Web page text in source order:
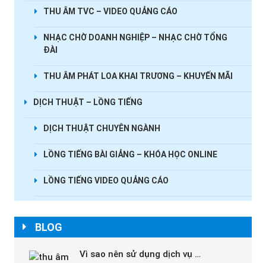
THU ÂM TVC – VIDEO QUẢNG CÁO
NHẠC CHỜ DOANH NGHIỆP – NHẠC CHỜ TỔNG
ĐÀI
THU ÂM PHÁT LOA KHAI TRƯƠNG – KHUYẾN MÃI
DỊCH THUẬT – LỒNG TIẾNG
DỊCH THUẬT CHUYÊN NGÀNH
LỒNG TIẾNG BÀI GIẢNG – KHÓA HỌC ONLINE
LỒNG TIẾNG VIDEO QUẢNG CÁO
BLOG
Vì sao nên sử dụng dịch vụ …